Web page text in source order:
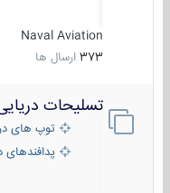
Naval Aviation
373 ارسال ها
تسلیحات دریایی
توپ های
پدافندهای